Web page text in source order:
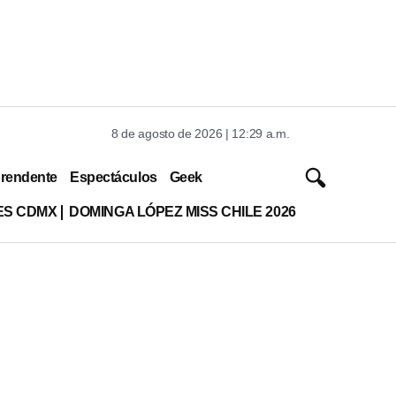
8 de agosto de 2026 | 12:29 a.m.
Espectáculos Geek
CDMX DOMINGA LÓPEZ MISS CHILE 2026